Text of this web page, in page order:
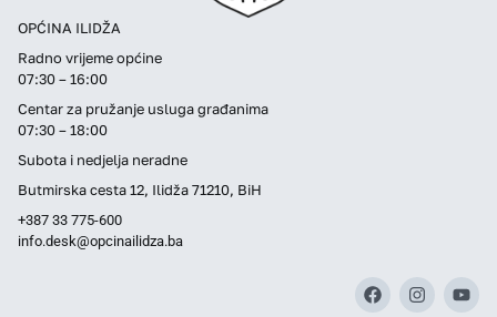
OPĆINA ILIDŽA
Radno vrijeme općine
07:30 – 16:00
Centar za pružanje usluga građanima
07:30 – 18:00
Subota i nedjelja neradne
Butmirska cesta 12, Ilidža 71210, BiH
+387 33 775-600
info.desk@opcinailidza.ba